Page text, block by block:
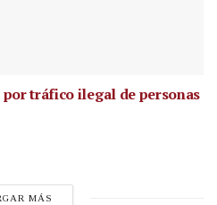
por tráfico ilegal de personas
MÁS